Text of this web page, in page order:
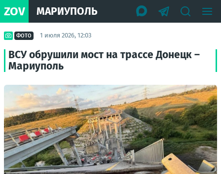
ZOV МАРИУПОЛЬ
ФОТО 1 июля 2026, 12:03
ВСУ обрушили мост на трассе Донецк –
Мариуполь